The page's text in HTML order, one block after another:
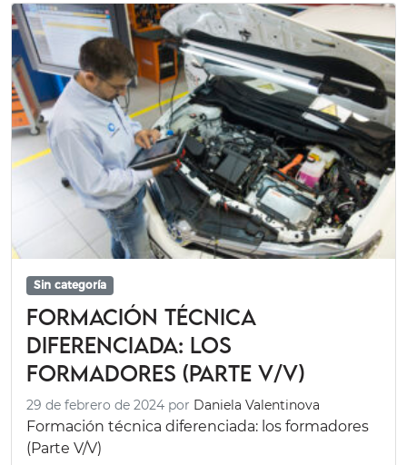
Sin categoría
Formación técnica
diferenciada: los
formadores (Parte V/V)
29 de febrero de 2024 por Daniela Valentinova
Formación técnica diferenciada: los formadores
(Parte V/V)